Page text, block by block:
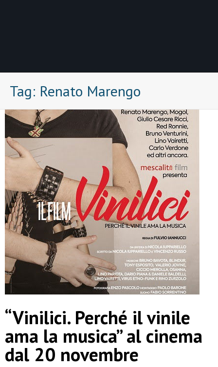
Tag: Renato Marengo
“Vinilici. Perché il vinile
ama la musica” al cinema
dal 20 novembre